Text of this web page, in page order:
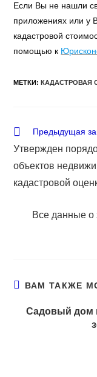
Если Вы не нашли
приложениях или у
кадастровой
помощью к
МЕТКИ:КАДАСТРОВАЯ
Еще
Предыдущая
Утвержден
объектов
кадастровой
Все данные о
ВАМ ТАКЖЕ
Садовый дом